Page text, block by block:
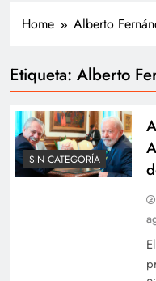
Home Alberto
Etiqueta: Alberto
SIN CATEGORÍA